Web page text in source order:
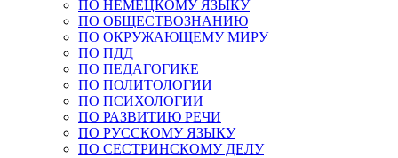
ПО НЕМЕЦКОМУ ЯЗЫКУ
ПО ОБЩЕСТВОЗНАНИЮ
ПО ОКРУЖАЮЩЕМУ МИРУ
ПО ПДД
ПО ПЕДАГОГИКЕ
ПО ПОЛИТОЛОГИИ
ПО ПСИХОЛОГИИ
ПО РАЗВИТИЮ РЕЧИ
ПО РУССКОМУ ЯЗЫКУ
ПО СЕСТРИНСКОМУ ДЕЛУ